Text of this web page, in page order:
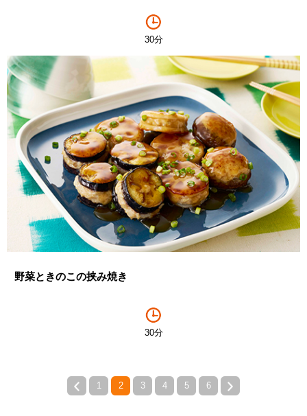
30分
野菜ときのこの挟み焼き
30分
1 2 3 4 5 6